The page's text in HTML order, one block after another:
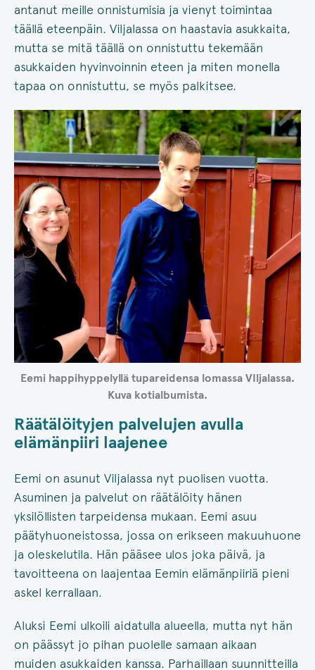
antanut meille onnistumisia ja vienyt toimintaa
täällä eteenpäin. Viljalassa on haastavia asukkaita,
mutta se mitä täällä on onnistuttu tekemään
asukkaiden hyvinvoinnin eteen ja miten monella
tapaa on onnistuttu, se myös palkitsee.
Eemi happihyppelyllä tupareidensa lomassa VIljalassa.
Kuva kotialbumista.
Räätälöityjen palvelujen avulla
elämänpiiri laajenee
Eemi on asunut Viljalassa nyt puolisen vuotta.
Asuminen ja palvelut on räätälöity hänen
yksilöllisten tarpeidensa mukaan. Eemi asuu
päätyhuoneistossa, jossa on erikseen makuuhuone
ja oleskelutila. Hän pääsee ulos joka päivä, ja
tavoitteena on laajentaa Eemin elämänpiiriä pieni
askel kerrallaan.
Aluksi Eemi ulkoili aidatulla alueella, mutta nyt hän
on päässyt jo pihan puolelle samaan aikaan
muiden asukkaiden kanssa. Parhaillaan suunnitteilla